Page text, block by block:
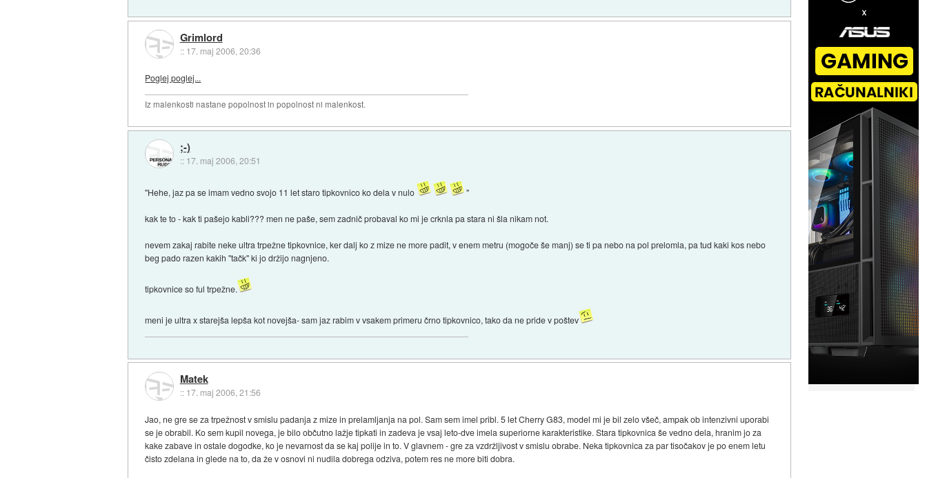
Grimlord
:: 17. maj 2006, 20:36
Poglej poglej...
Iz malenkosti nastane popolnost in popolnost ni malenkost.
;-)
:: 17. maj 2006, 20:51
"Hehe, jaz pa se imam vedno svojo 11 let staro tipkovnico ko dela v nulo "
kak te to - kak ti pašejo kabli??? men ne paše, sem zadnič probaval ko mi je crknla pa stara ni šla nikam not.
nevem zakaj rabite neke ultra trpežne tipkovnice, ker dalj ko z mize ne more padit, v enem metru (mogoče še manj) se ti pa nebo na pol prelomla, pa tud kaki kos nebo
beg pado razen kakih ''tačk'' ki jo držijo nagnjeno.
tipkovnice so ful trpežne.
meni je ultra x starejša lepša kot novejša- sam jaz rabim v vsakem primeru črno tipkovnico, tako da ne pride v poštev
Matek
:: 17. maj 2006, 21:56
Jao, ne gre se za trpežnost v smislu padanja z mize in prelamljanja na pol. Sam sem imel pribl. 5 let Cherry G83, model mi je bil zelo všeč, ampak ob intenzivni uporabi
se je obrabil. Ko sem kupil novega, je bilo občutno lažje tipkati in zadeva je vsaj leto-dve imela superiorne karakteristike. Stara tipkovnica še vedno dela, hranim jo za
kake zabave in ostale dogodke, ko je nevarnost da se kaj polije in to. V glavnem - gre za vzdržljivost v smislu obrabe. Neka tipkovnica za par tisočakov je po enem letu
čisto zdelana in glede na to, da že v osnovi ni nudila dobrega odziva, potem res ne more biti dobra.